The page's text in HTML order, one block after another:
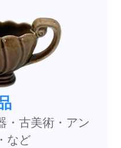
・古美術・アン
など